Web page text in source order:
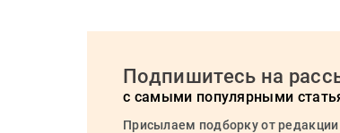
Подпишитесь на
с самыми популярными
Присылаем подборку от